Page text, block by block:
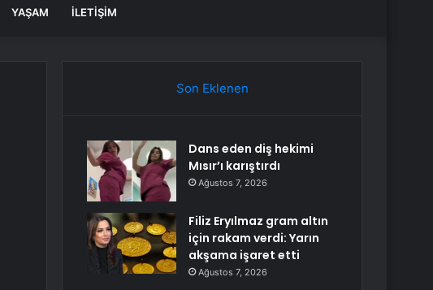
YAŞAM İLETIŞIM
Son Eklenen
Dans eden diş hekimi
Mısır’ı karıştırdı
Ağustos 7, 2026
Filiz Eryılmaz gram altın
için rakam verdi: Yarın
akşama işaret etti
Ağustos 7, 2026